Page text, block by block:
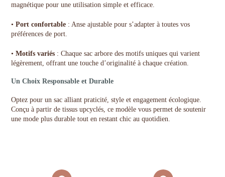
magnétique pour une utilisation simple et efficace.
•Port confortable : Anse ajustable pour s’adapter à toutes vos
préférences de port.
•Motifs variés : Chaque sac arbore des motifs uniques qui varient
légèrement, offrant une touche d’originalité à chaque création.
Un Choix Responsable et Durable
Optez pour un sac alliant praticité, style et engagement écologique.
Conçu à partir de tissus upcyclés, ce modèle vous permet de soutenir
une mode plus durable tout en restant chic au quotidien.